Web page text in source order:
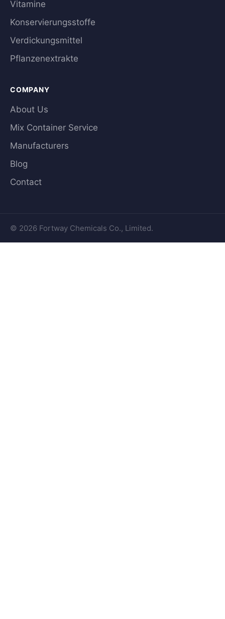
Vitamine
Konservierungsstoffe
Verdickungsmittel
Pflanzenextrakte
COMPANY
About Us
Mix Container Service
Manufacturers
Blog
Contact
© 2026 Fortway Chemicals Co., Limited.